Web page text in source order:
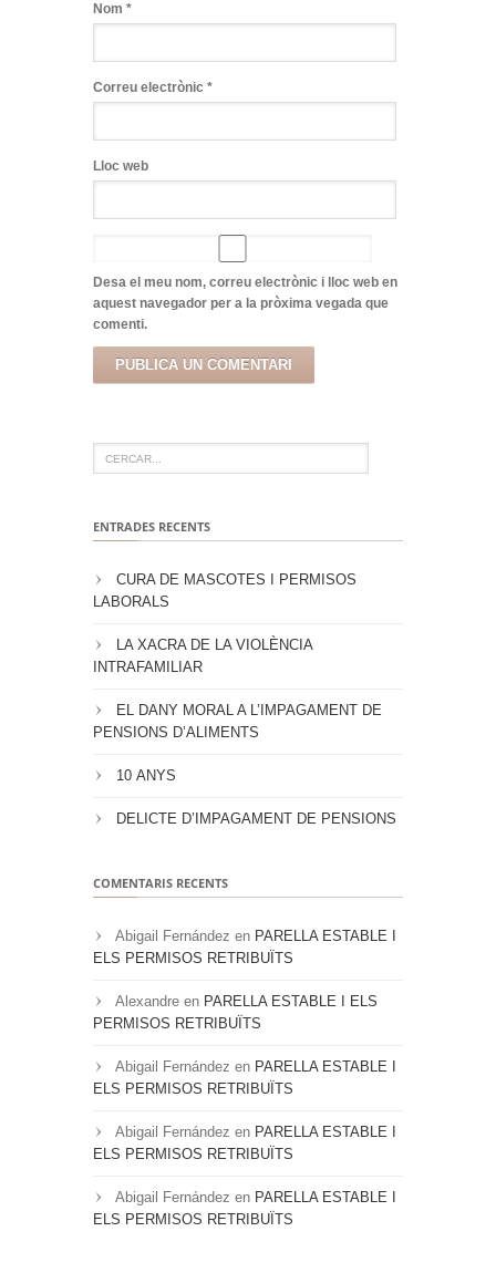
Nom *
Correu electrònic *
Lloc web
Desa el meu nom, correu electrònic i lloc web en
aquest navegador per a la pròxima vegada que
comenti.
ENTRADES RECENTS
CURA DE MASCOTES I PERMISOS
LABORALS
LA XACRA DE LA VIOLÈNCIA
INTRAFAMILIAR
EL DANY MORAL A L’IMPAGAMENT DE
PENSIONS D’ALIMENTS
10 ANYS
DELICTE D’IMPAGAMENT DE PENSIONS
COMENTARIS RECENTS
Abigail Fernández en PARELLA ESTABLE I
ELS PERMISOS RETRIBUÏTS
Alexandre en PARELLA ESTABLE I ELS
PERMISOS RETRIBUÏTS
Abigail Fernández en PARELLA ESTABLE I
ELS PERMISOS RETRIBUÏTS
Abigail Fernández en PARELLA ESTABLE I
ELS PERMISOS RETRIBUÏTS
Abigail Fernández en PARELLA ESTABLE I
ELS PERMISOS RETRIBUÏTS